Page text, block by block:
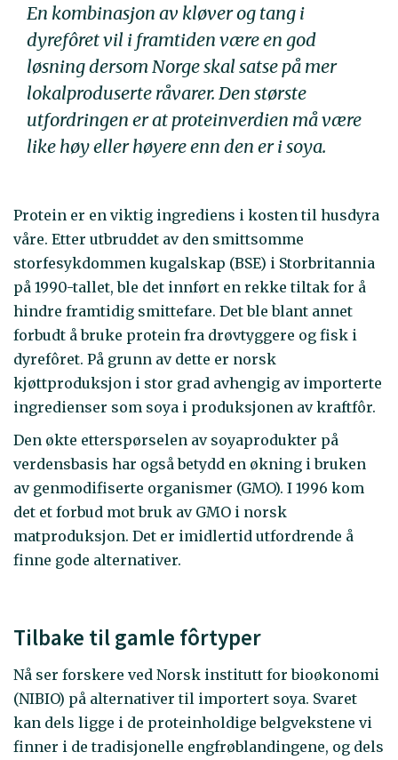
En kombinasjon av kløver og tang i
dyrefôret vil i framtiden være en god
løsning dersom Norge skal satse på mer
lokalproduserte råvarer. Den største
utfordringen er at proteinverdien må være
like høy eller høyere enn den er i soya.
Protein er en viktig ingrediens i kosten til husdyra
våre. Etter utbruddet av den smittsomme
storfesykdommen kugalskap (BSE) i Storbritannia
på 1990-tallet, ble det innført en rekke tiltak for å
hindre framtidig smittefare. Det ble blant annet
forbudt å bruke protein fra drøvtyggere og fisk i
dyrefôret. På grunn av dette er norsk
kjøttproduksjon i stor grad avhengig av importerte
ingredienser som soya i produksjonen av kraftfôr.
Den økte etterspørselen av soyaprodukter på
verdensbasis har også betydd en økning i bruken
av genmodifiserte organismer (GMO). I 1996 kom
det et forbud mot bruk av GMO i norsk
matproduksjon. Det er imidlertid utfordrende å
finne gode alternativer.
Tilbake til gamle fôrtyper
Nå ser forskere ved Norsk institutt for bioøkonomi
(NIBIO) på alternativer til importert soya. Svaret
kan dels ligge i de proteinholdige belgvekstene vi
finner i de tradisjonelle engfrøblandingene, og dels